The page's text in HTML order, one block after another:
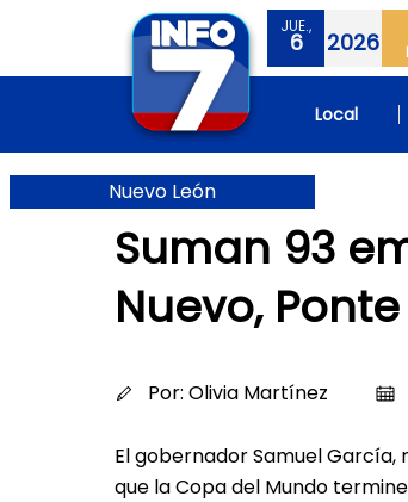
JUE.,
6 2026
Local
Nuevo León
Suman 93
Nuevo,
Por: Olivia Martínez
El gobernador Samuel
que la Copa del Mundo